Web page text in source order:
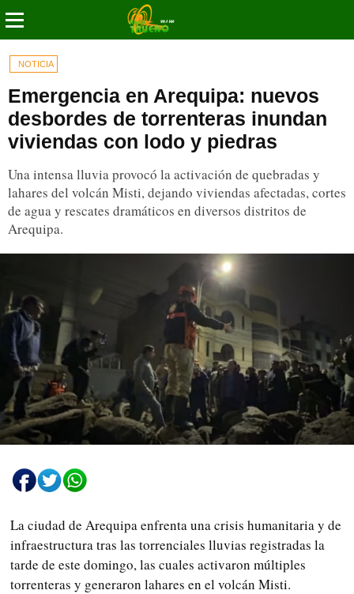
NOTICIA
Emergencia en Arequipa: nuevos
desbordes de torrenteras inundan
viviendas con lodo y piedras
Una intensa lluvia provocó la activación de quebradas y
lahares del volcán Misti, dejando viviendas afectadas, cortes
de agua y rescates dramáticos en diversos distritos de
Arequipa.
La ciudad de Arequipa enfrenta una crisis humanitaria y de
infraestructura tras las torrenciales lluvias registradas la
tarde de este domingo, las cuales activaron múltiples
torrenteras y generaron lahares en el volcán Misti.